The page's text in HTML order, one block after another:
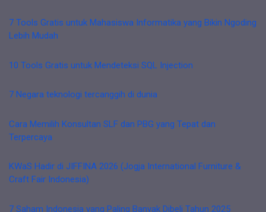
7 Tools Gratis untuk Mahasiswa Informatika yang Bikin Ngoding
Lebih Mudah
10 Tools Gratis untuk Mendeteksi SQL Injection
7 Negara teknologi tercanggih di dunia
Cara Memilih Konsultan SLF dan PBG yang Tepat dan
Terpercaya
KWaS Hadir di JIFFINA 2026 (Jogja International Furniture &
Craft Fair Indonesia)
7 Saham Indonesia yang Paling Banyak Dibeli Tahun 2025